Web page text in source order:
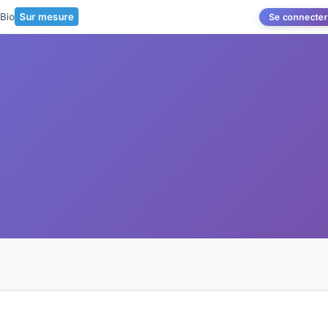
Bio Sur mesure Se connecter